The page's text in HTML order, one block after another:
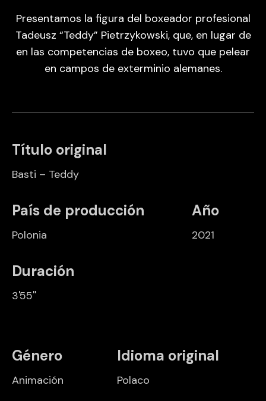
Presentamos la figura del boxeador profesional
Tadeusz “Teddy” Pietrzykowski, que, en lugar de
en las competencias de boxeo, tuvo que pelear
en campos de exterminio alemanes.
Título original
Basti – Teddy
País de producción
Polonia
Año
2021
Duración
3'55''
Género
Animación
Idioma original
Polaco